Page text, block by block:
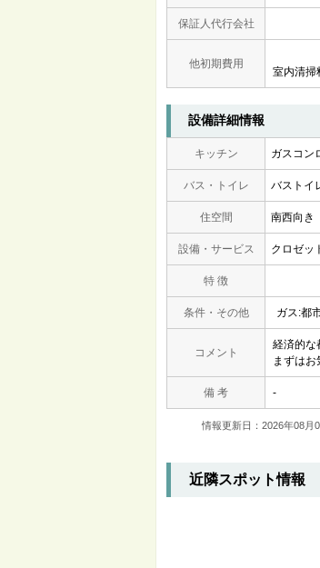
保証人代行会社
他初期費用
室内清掃
設備詳細情報
キッチン ガスコン
バス・トイレ バストイ
住空間 南西向き
設備・サービス クロゼッ
特 徴
条件・その他 ガス:都
コメント
経済的な
まずは
備 考 -
情報更新日：2026年08月
近隣スポット情報